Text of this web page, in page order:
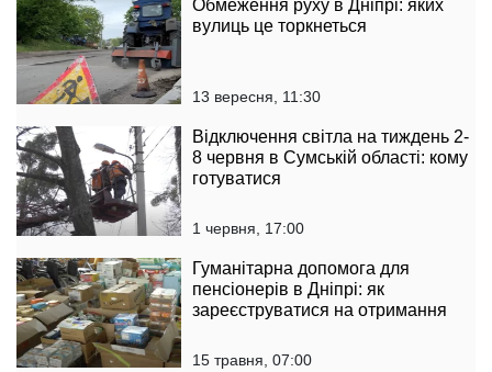
Обмеження руху в Дніпрі: яких
вулиць це торкнеться
13 вересня, 11:30
Відключення світла на тиждень 2-
8 червня в Сумській області: кому
готуватися
1 червня, 17:00
Гуманітарна допомога для
пенсіонерів в Дніпрі: як
зареєструватися на отримання
15 травня, 07:00